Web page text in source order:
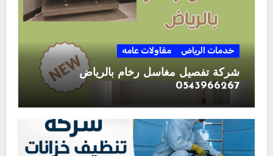
خدمات الرياض مقاولات عامه
شركة تفصيل مغاسل رخام بالرياض
0543966267